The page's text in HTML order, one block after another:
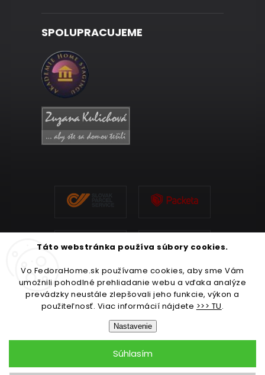
Táto webstránka používa súbory cookies.
Vo FedoraHome.sk používame cookies, aby sme Vám
umožnili pohodlné prehliadanie webu a vďaka analýze
prevádzky neustále zlepšovali jeho funkcie, výkon a
použiteľnosť. Viac informácií nájdete >>> TU.
Nastavenie
Súhlasím
SPOLUPRACUJEME